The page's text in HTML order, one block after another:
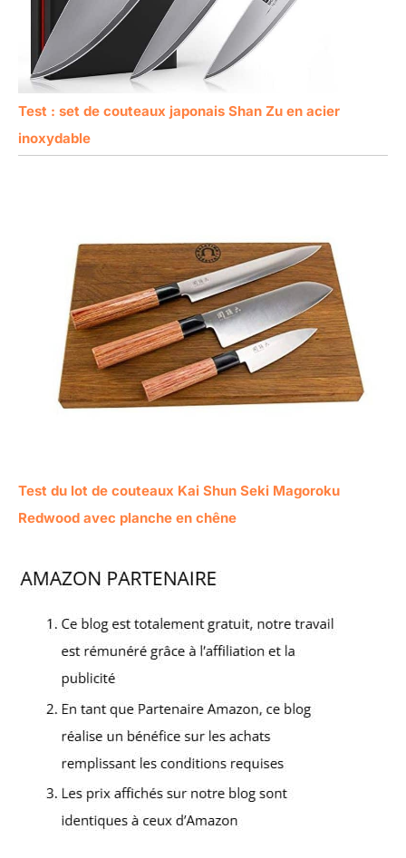
Test : set de couteaux japonais Shan Zu en acier
inoxydable
Test du lot de couteaux Kai Shun Seki Magoroku
Redwood avec planche en chêne